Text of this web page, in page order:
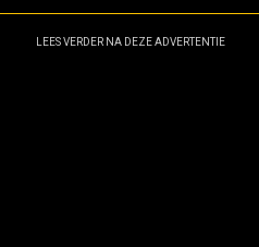
LEES VERDER NA DEZE ADVERTENTIE